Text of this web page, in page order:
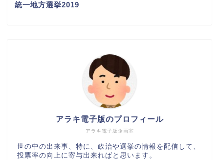
統一地方選挙2019
アラキ電子版企画室
アラキ電子版のプロフィール
世の中の出来事、特に、政治や選挙の情報を配信して、
投票率の向上に寄与出来ればと思います。